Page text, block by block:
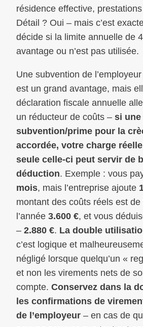
résidence effective,
Détail ? Oui – mais c’est
décide si la limite annuelle de
avantage ou n’est pas utilisée.
Une subvention de
est un grand avantage, mais
déclaration fiscale annuelle
un réducteur de coûts – si une
subvention/prime pour la
accordée, votre charge
seule celle-ci peut servir de
déduction. Exemple : vous
mois, mais l’entreprise ajoute
montant des coûts réels est de
l’année 3.600 €, et vous
– 2.880 €. La double
c’est logique et
négligé lorsque quelqu’un «
et non les virements nets de
compte. Conservez dans la
les confirmations de
de l’employeur – en cas de